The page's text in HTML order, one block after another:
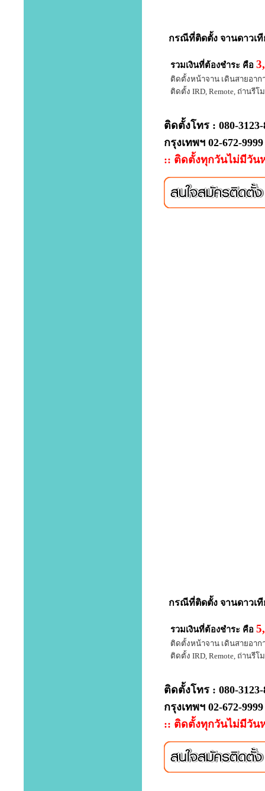
กรณีที่ติดตั้ง จานดาวเ
รวมเงินที่ต้องชำระ คือ
ติดตั้งหน้าจาน เดินสายอากา
ติดตั้ง IRD, Remote, ถ่านรีโ
ติดตั้งโทร : 080-3123-
กรุงเทพฯ 02-672-
:: ติดตั้งทุกวันไม่มีวั
กรณีที่ติดตั้ง จานดาวเ
รวมเงินที่ต้องชำระ คือ
ติดตั้งหน้าจาน เดินสายอากา
ติดตั้ง IRD, Remote, ถ่านรีโ
ติดตั้งโทร : 080-3123-
กรุงเทพฯ 02-672-
:: ติดตั้งทุกวันไม่มีวั